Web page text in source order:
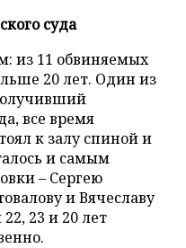
суда
из 11 обвиняемых
20 лет. Один из
все время
к залу спиной и
и самым
– Сергею
и Вячеславу
23 и 20 лет